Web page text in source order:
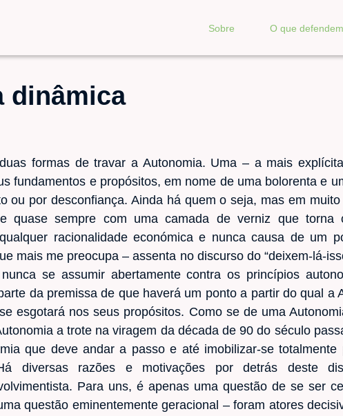
Sobre O que
dinâmica
formas de travar a Autonomia. Uma – a mais
fundamentos e propósitos, em nome de uma bolorenta e
ou por desconfiança. Ainda há quem o seja, mas em
quase sempre com uma camada de verniz que torna
racionalidade económica e nunca causa de um
mais me preocupa – assenta no discurso do “deixem-lá-
nunca se assumir abertamente contra os princípios
da premissa de que haverá um ponto a partir do qual a
esgotará nos seus propósitos. Como se de uma
a trote na viragem da década de 90 do século
que deve andar a passo e até imobilizar-se
diversas razões e motivações por detrás deste
Para uns, é apenas uma questão de se ser
questão eminentemente geracional – foram atores